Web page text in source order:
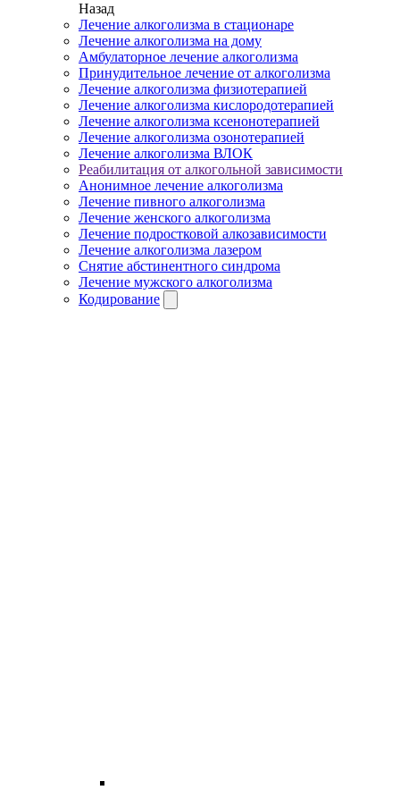
Назад
Лечение алкоголизма в стационаре
Лечение алкоголизма на дому
Амбулаторное лечение алкоголизма
Принудительное лечение от алкоголизма
Лечение алкоголизма физиотерапией
Лечение алкоголизма кислородотерапией
Лечение алкоголизма ксенонотерапией
Лечение алкоголизма озонотерапией
Лечение алкоголизма ВЛОК
Реабилитация от алкогольной зависимости
Анонимное лечение алкоголизма
Лечение пивного алкоголизма
Лечение женского алкоголизма
Лечение подростковой алкозависимости
Лечение алкоголизма лазером
Снятие абстинентного синдрома
Лечение мужского алкоголизма
Кодирование